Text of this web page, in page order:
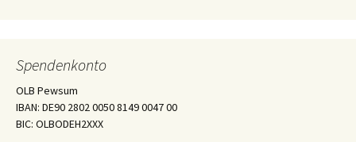
Spendenkonto
OLB Pewsum
IBAN: DE90 2802 0050 8149 0047 00
BIC: OLBODEH2XXX